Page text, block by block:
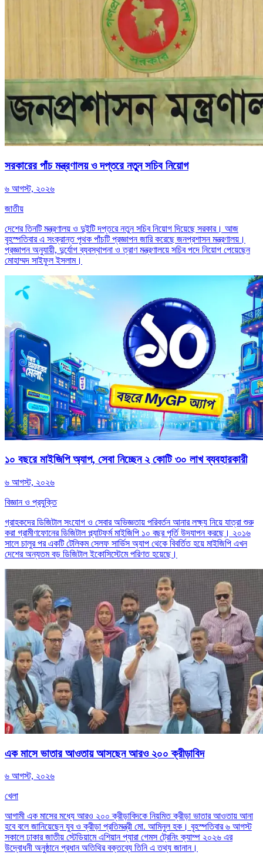
সরকারের পাঁচ মন্ত্রণালয় ও দপ্তরে নতুন সচিব নিয়োগ
৬ আগস্ট, ২০২৬
জাতীয়
দেশের তিনটি মন্ত্রণালয় ও দুইটি দপ্তরে নতুন সচিব নিয়োগ দিয়েছে সরকার। আজ
বৃহস্পতিবার এ সংক্রান্ত পৃথক পাঁচটি প্রজ্ঞাপন জারি করেছে জনপ্রশাসন মন্ত্রণালয়।
প্রজ্ঞাপন অনুযায়ী, দুর্যোগ ব্যবস্থাপনা ও ত্রাণ মন্ত্রণালয়ে সচিব পদে নিয়োগ পেয়েছেন
মোহাম্মদ সাইফুল ইসলাম।
১০ বছরে মাইজিপি অ্যাপ, সেবা নিচ্ছেন ২ কোটি ৩০ লাখ ব্যবহারকারী
৬ আগস্ট, ২০২৬
বিজ্ঞান ও প্রযুক্তি
গ্রাহকদের ডিজিটাল সংযোগ ও সেবার অভিজ্ঞতায় পরিবর্তন আনার লক্ষ্য নিয়ে যাত্রা শুরু
করা গ্রামীণফোনের ডিজিটাল প্ল্যাটফর্ম মাইজিপি ১০ বছর পূর্তি উদযাপন করছে। ২০১৬
সালে চালুর পর একটি টেলিকম সেলফ সার্ভিস অ্যাপ থেকে বিবর্তিত হয়ে মাইজিপি এখন
দেশের অন্যতম বড় ডিজিটাল ইকোসিস্টেমে পরিণত হয়েছে।
এক মাসে ভাতার আওতায় আসছেন আরও ২০০ ক্রীড়াবিদ
৬ আগস্ট, ২০২৬
খেলা
আগামী এক মাসের মধ্যে আরও ২০০ ক্রীড়াবিদকে নিয়মিত ক্রীড়া ভাতার আওতায় আনা
হবে বলে জানিয়েছেন যুব ও ক্রীড়া প্রতিমন্ত্রী মো. আমিনুল হক। বৃহস্পতিবার ৬ আগস্ট
সকালে ঢাকার জাতীয় স্টেডিয়ামে এশিয়ান প্যারা গেমস ট্রেনিং ক্যাম্প ২০২৬ এর
উদ্বোধনী অনুষ্ঠানে প্রধান অতিথির বক্তব্যে তিনি এ তথ্য জানান।